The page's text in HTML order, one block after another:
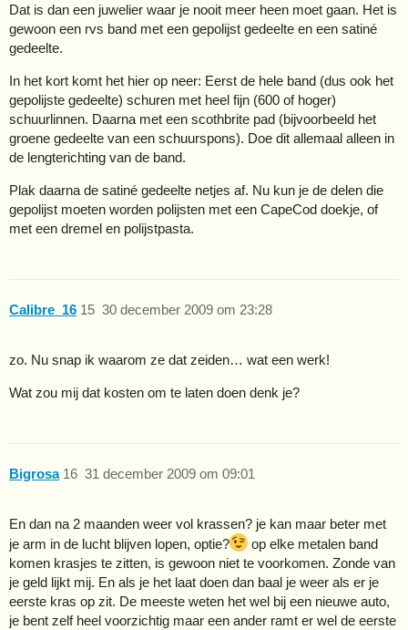
Dat is dan een juwelier waar je nooit meer heen moet gaan. Het is
gewoon een rvs band met een gepolijst gedeelte en een satiné
gedeelte.
In het kort komt het hier op neer: Eerst de hele band (dus ook het
gepolijste gedeelte) schuren met heel fijn (600 of hoger)
schuurlinnen. Daarna met een scothbrite pad (bijvoorbeeld het
groene gedeelte van een schuurspons). Doe dit allemaal alleen in
de lengterichting van de band.
Plak daarna de satiné gedeelte netjes af. Nu kun je de delen die
gepolijst moeten worden polijsten met een CapeCod doekje, of
met een dremel en polijstpasta.
Calibre_16 30 december 2009 om 23:28
15
zo. Nu snap ik waarom ze dat zeiden… wat een werk!
Wat zou mij dat kosten om te laten doen denk je?
Bigrosa 31 december 2009 om 09:01
16
En dan na 2 maanden weer vol krassen? je kan maar beter met
je arm in de lucht blijven lopen, optie?
op elke metalen band
komen krasjes te zitten, is gewoon niet te voorkomen. Zonde van
je geld lijkt mij. En als je het laat doen dan baal je weer als er je
eerste kras op zit. De meeste weten het wel bij een nieuwe auto,
je bent zelf heel voorzichtig maar een ander ramt er wel de eerste